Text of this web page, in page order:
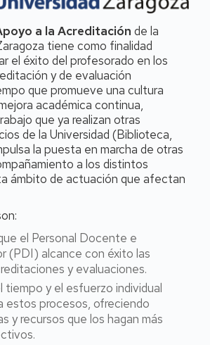
a la Acreditación de la
tiene como finalidad
el éxito del profesorado en los
y de evaluación
que promueve una cultura
académica continua,
que ya realizan otras
de la Universidad (Biblioteca,
la puesta en marcha de otras
a los distintos
ámbito de actuación que afectan
el Personal Docente e
(PDI) alcance con éxito las
y evaluaciones.
tiempo y el esfuerzo individual
estos procesos, ofreciendo
y recursos que los hagan más